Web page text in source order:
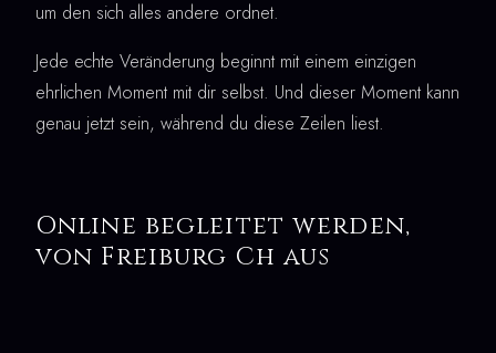
um den sich alles andere ordnet.
Jede echte Veränderung beginnt mit einem einzigen
ehrlichen Moment mit dir selbst. Und dieser Moment kann
genau jetzt sein, während du diese Zeilen liest.
Online begleitet werden,
von Freiburg Ch aus